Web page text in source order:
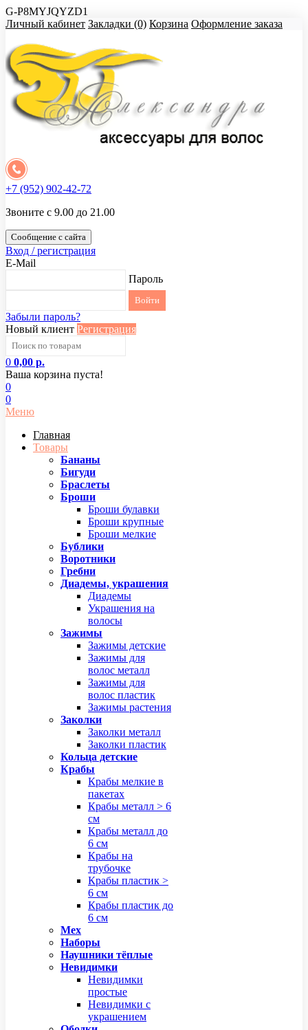
G-P8MYJQYZD1
Личный кабинет Закладки (0) Корзина Оформление заказа
+7 (952) 902-42-72
Звоните с 9.00 до 21.00
Сообщение с сайта
Вход / регистрация
E-Mail
Пароль
Забыли пароль?
Новый клиент Регистрация
0 0,00 р.
Ваша корзина пуста!
0
0
Меню
Главная
Товары
Бананы
Бигуди
Браслеты
Броши
Броши булавки
Броши крупные
Броши мелкие
Бублики
Воротники
Гребни
Диадемы, украшения
Диадемы
Украшения на
волосы
Зажимы
Зажимы детские
Зажимы для
волос металл
Зажимы для
волос пластик
Зажимы растения
Заколки
Заколки металл
Заколки пластик
Кольца детские
Крабы
Крабы мелкие в
пакетах
Крабы металл > 6
см
Крабы металл до
6 см
Крабы на
трубочке
Крабы пластик >
6 см
Крабы пластик до
6 см
Мех
Наборы
Наушники тёплые
Невидимки
Невидимки
простые
Невидимки с
украшением